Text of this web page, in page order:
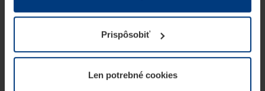
prevádzku tejto stránky. Pre všetky ostatné typy cookie
potrebujeme Vaše povolenie. Vaše povolenie môžete
kedykoľvek zmeniť alebo odvolať vo vysvetlení cookie
našej webovej stránky.
Prispôsobiť
Len potrebné cookies